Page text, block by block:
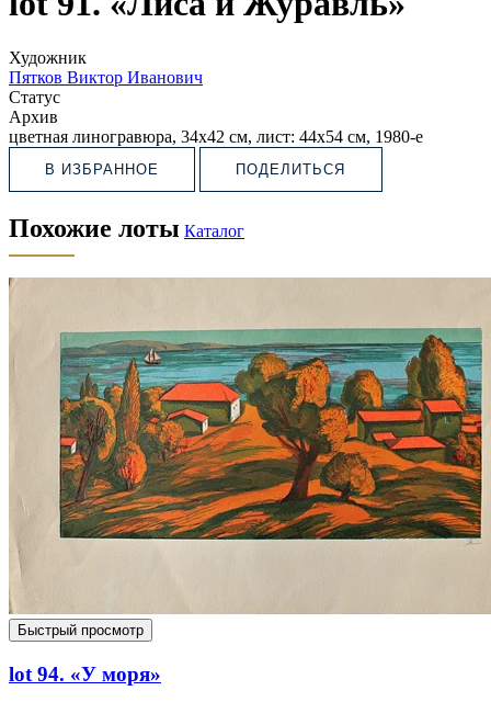
Художник
Пятков Виктор Иванович
Статус
Архив
цветная линогравюра, 34х42 см, лист: 44х54 см, 1980-е
В ИЗБРАННОЕ ПОДЕЛИТЬСЯ
Похожие лоты Каталог
Быстрый просмотр
lot 94. «У моря»